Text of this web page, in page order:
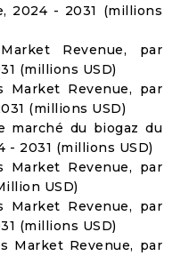
2024 - 2031 (millions
Revenue, par
(millions USD)
Market Revenue, par
(millions USD)
marché du biogaz du
- 2031 (millions USD)
Market Revenue, par
USD)
Market Revenue, par
(millions USD)
Market Revenue, par